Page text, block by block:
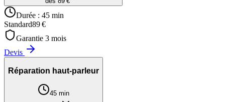
Durée : 45 min
Standard89€
Garantie 3 mois
Devis
Réparation haut-parleur
45 min